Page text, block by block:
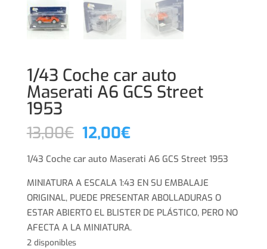
1/43 Coche car auto
Maserati A6 GCS Street
1953
13,00€ El
original
era:
13,00€.
12,00€El
actual
es:
12,00€.
1/43 Coche car auto Maserati A6 GCS Street 1953
MINIATURA A ESCALA 1:43 EN SU EMBALAJE
ORIGINAL, PUEDE PRESENTAR ABOLLADURAS O
ESTAR ABIERTO EL BLISTER DE PLÁSTICO, PERO NO
AFECTA A LA MINIATURA.
2 disponibles